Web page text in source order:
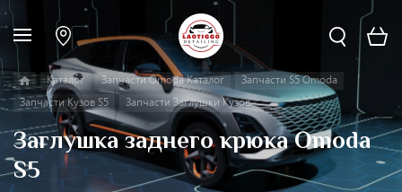
Каталог Запчасти Omoda Каталог
Запчасти S5 Omoda
Запчасти Кузов S5
Запчасти Заглушки Кузов
Заглушка заднего крюка Omoda
S5